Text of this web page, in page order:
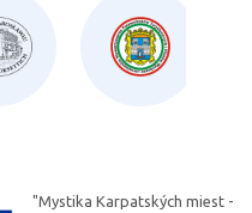
"Mystika Karpatských miest -